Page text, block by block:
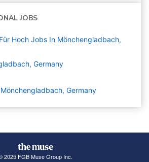
JOBS
Hoch Jobs In Mönchengladbach,
Germany
Germany
2025 FGB Muse Group Inc.